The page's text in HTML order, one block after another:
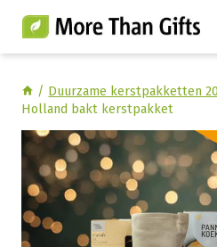
naar
inhoud
/ Duurzame kerstpakketten
Holland bakt kerstpakket